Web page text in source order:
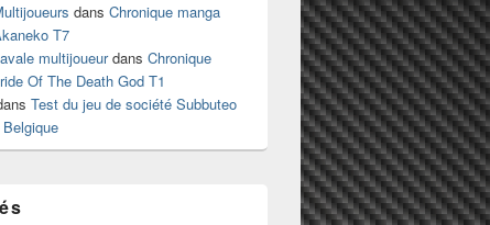
dans Chronique manga
T7
multijoueurdans Chronique
Of The Death God T1
Test du jeu de société Subbuteo